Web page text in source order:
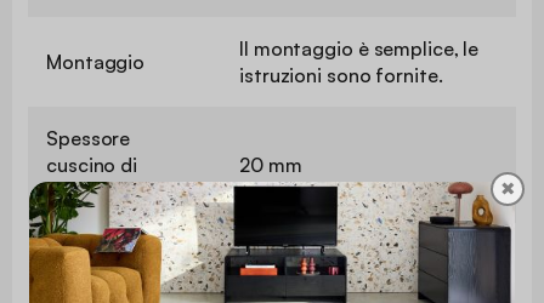
Montaggio
Il montaggio è semplice, le
istruzioni sono fornite.
Spessore
cuscino di
protezione
20 mm
Maglia della rete
di sicurezza
3x3 mm
✖